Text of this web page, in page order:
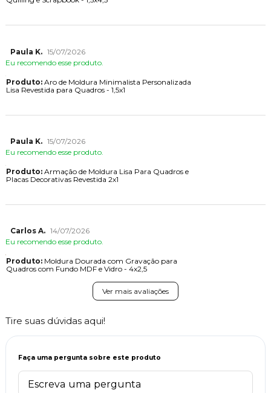
Paula K. 15/07/2026
Eu recomendo esse produto.
Produto:Aro de Moldura Minimalista Personalizada
Lisa Revestida para Quadros - 1,5x1
Paula K. 15/07/2026
Eu recomendo esse produto.
Produto:Armação de Moldura Lisa Para Quadros e
Placas Decorativas Revestida 2x1
Carlos A. 14/07/2026
Eu recomendo esse produto.
Produto:Moldura Dourada com Gravação para
Quadros com Fundo MDF e Vidro - 4x2,5
Ver mais avaliações
Tire suas dúvidas aqui!
Faça uma pergunta sobre este produto